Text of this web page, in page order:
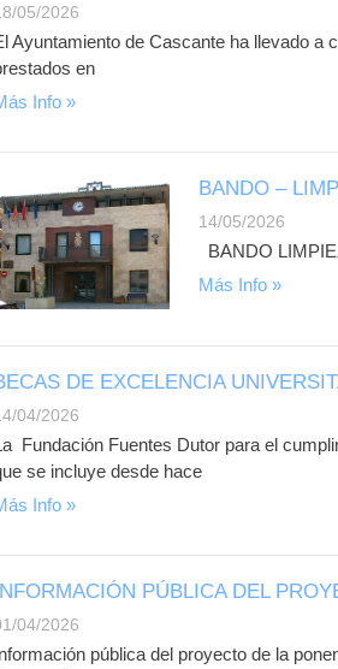
05/2026
Ayuntamiento de Cascante ha llevado a
en
Info »
BANDO –
14/05/2026
BANDO
Más Info »
DE EXCELENCIA
04/2026
Fundación Fuentes Dutor para el
se incluye desde hace
Info »
INFORMACIÓN PÚBLICA DEL
04/2026
Información pública del proyecto de la